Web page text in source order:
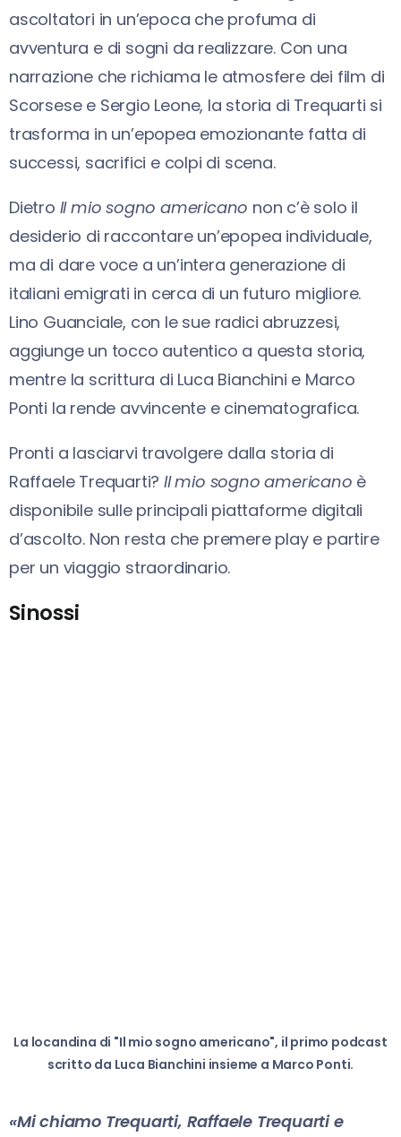
ascoltatori in un’epoca che profuma di
avventura e di sogni da realizzare. Con una
narrazione che richiama le atmosfere dei film di
Scorsese e Sergio Leone, la storia di Trequarti si
trasforma in un’epopea emozionante fatta di
successi, sacrifici e colpi di scena.
Dietro Il mio sogno americano non c’è solo il
desiderio di raccontare un’epopea individuale,
ma di dare voce a un’intera generazione di
italiani emigrati in cerca di un futuro migliore.
Lino Guanciale, con le sue radici abruzzesi,
aggiunge un tocco autentico a questa storia,
mentre la scrittura di Luca Bianchini e Marco
Ponti la rende avvincente e cinematografica.
Pronti a lasciarvi travolgere dalla storia di
Raffaele Trequarti?Il mio sogno americano è
disponibile sulle principali piattaforme digitali
d’ascolto. Non resta che premere play e partire
per un viaggio straordinario.
Sinossi
La locandina di "Il mio sogno americano", il primo podcast
scritto da Luca Bianchini insieme a Marco Ponti.
«Mi chiamo Trequarti, Raffaele Trequarti e